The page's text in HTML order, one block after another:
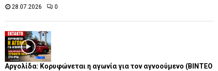
28.07.2026 0
Αργολίδα: Κορυφώνεται η αγωνία για τον αγνοούμενο (ΒΙΝΤΕΟ